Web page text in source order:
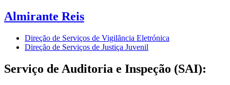
Almirante Reis
Direção de Serviços de Vigilãncia Eletrónica
Direção de Serviços de Justiça Juvenil
Serviço de Auditoria e Inspeção (SAI):